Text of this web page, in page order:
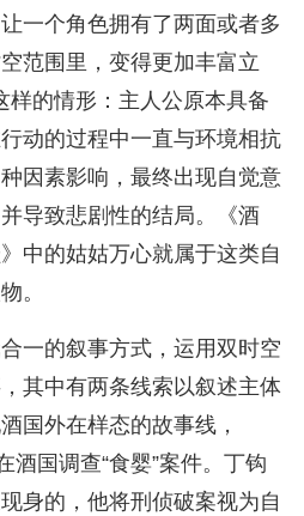
一个角色拥有了两面或者多
范围里，变得更加丰富立
样的情形：主人公原本具备
动的过程中一直与环境相抗
因素影响，最终出现自觉意
导致悲剧性的结局。《酒
中的姑姑万心就属于这类自
。
合一的叙事方式，运用双时空
其中有两条线索以叙述主体
国外在样态的故事线，
酒国调查“食婴”案件。丁钩
身的，他将刑侦破案视为自